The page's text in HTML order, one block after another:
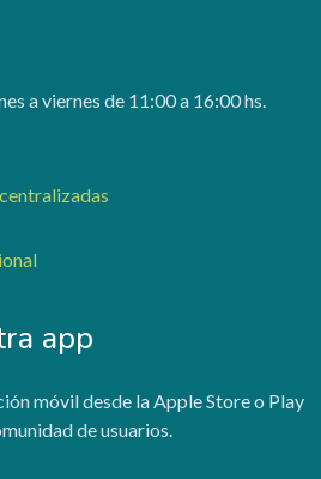
a viernes de 11:00 a 16:00 hs.
app
móvil desde la Apple Store o Play
de usuarios.